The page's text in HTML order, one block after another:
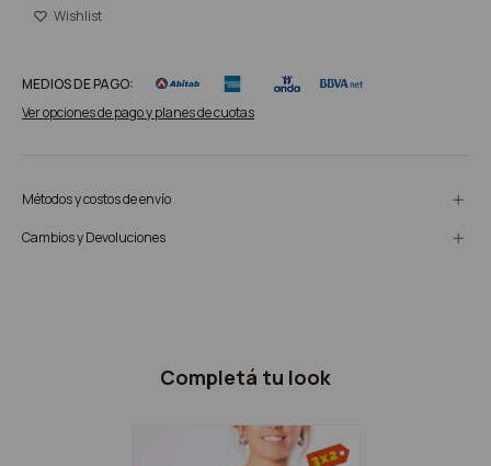
MEDIOS DE PAGO:
Ver opciones de pago y planes de cuotas
Métodos y costos de envío
Cambios y Devoluciones
Completá tu look